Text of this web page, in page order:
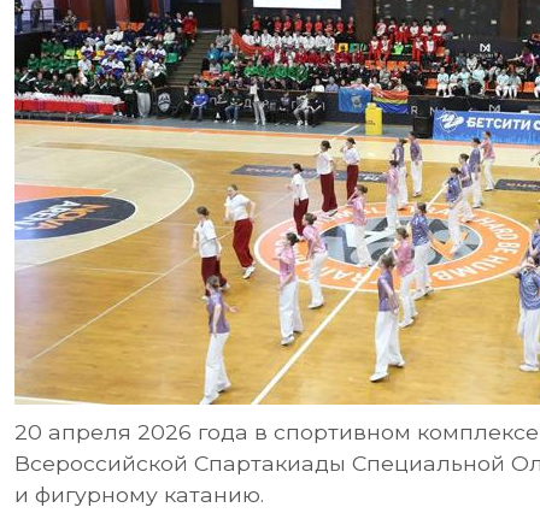
20 апреля 2026 года в спортивном
Всероссийской Спартакиады Специальной
и фигурному катанию.